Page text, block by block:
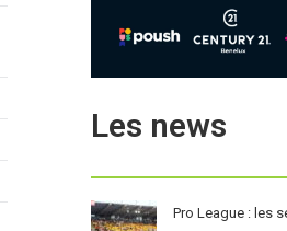
Les news
Pro League : les